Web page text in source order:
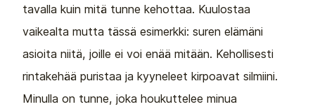
tavalla kuin mitä tunne kehottaa. Kuulostaa
vaikealta mutta tässä esimerkki: suren elämäni
asioita niitä, joille ei voi enää mitään. Kehollisesti
rintakehää puristaa ja kyyneleet kirpoavat silmiini.
Minulla on tunne, joka houkuttelee minua